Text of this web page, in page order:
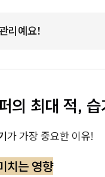
리예요!
의 최대 적, 습
가 가장 중요한 이유!
치는 영향